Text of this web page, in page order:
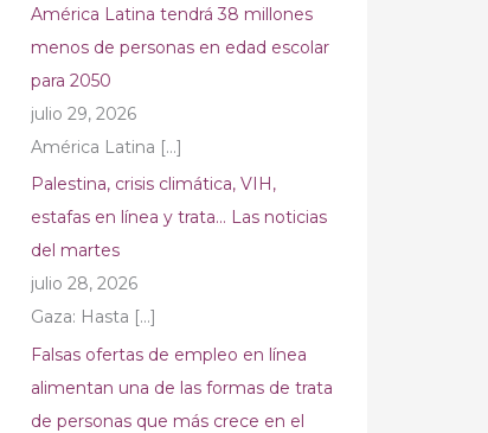
América Latina tendrá 38 millones
menos de personas en edad escolar
para 2050
julio 29, 2026
América Latina […]
Palestina, crisis climática, VIH,
estafas en línea y trata… Las noticias
del martes
julio 28, 2026
Gaza: Hasta […]
Falsas ofertas de empleo en línea
alimentan una de las formas de trata
de personas que más crece en el